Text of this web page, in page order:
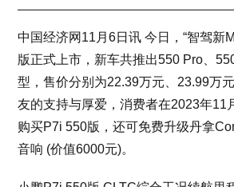
中国经济网11月6日讯 今日，“智驾新
版正式上市，新车共推出550 Pro、
型，售价分别为22.39万元、23.99万
友的支持与厚爱，消费者在2023年11
购买P7i 550版，还可免费升级丹拿
音响 (价值6000元)。